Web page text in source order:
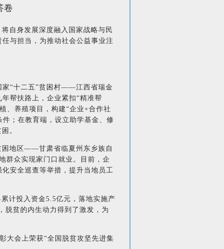
卷
自身发展深度融入国家战略与民
与担当，为推动社会公益事业注
家“十二五”贫困村——江西省瑞金
帮扶路上，企业紧扣“精准帮
、养殖项目，构建“企业+合作社
；在教育端，设立助学基金、修
。
困地区——甘肃省临夏州东乡族自
群众实现家门口就业。目前，企
安全巡查等举措，提升当地员工
计投入资金5.5亿元，落地实施产
脱贫的内生动力得到了激发，为
大会上荣获“全国脱贫攻坚先进集